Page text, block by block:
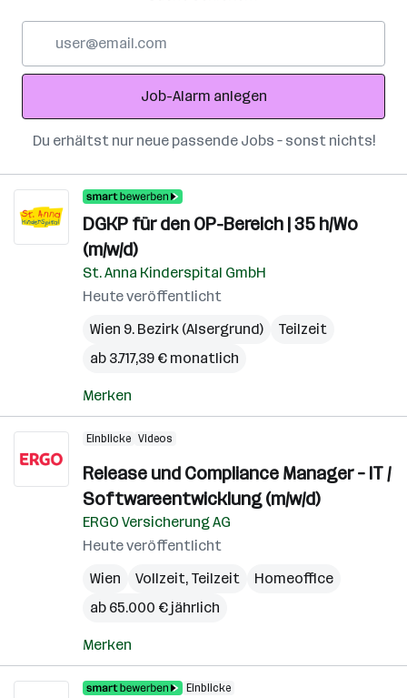
Adresse
Job-Alarm anlegen
Du erhältst nur neue passende Jobs – sonst nichts!
DGKP für den OP-Bereich | 35 h/Wo
(m/w/d)
St. Anna Kinderspital GmbH
Heute veröffentlicht
Wien 9. Bezirk (Alsergrund)
Teilzeit
ab 3.717,39 € monatlich
Merken
Einblicke Videos
Release und Compliance Manager – IT /
Softwareentwicklung (m/w/d)
ERGO Versicherung AG
Heute veröffentlicht
Wien
Vollzeit, Teilzeit
Homeoffice
ab 65.000 € jährlich
Merken
Einblicke